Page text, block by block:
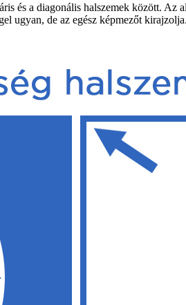
és a diagonális halszemek között.
ugyan, de az egész képmezőt kirajzolja.